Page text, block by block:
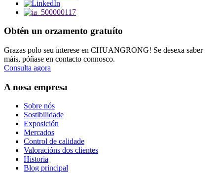
Obtén un orzamento gratuíto
Grazas polo seu interese en CHUANGRONG! Se desexa saber
máis, póñase en contacto connosco.
Consulta agora
A nosa empresa
Sobre nós
Sostibilidade
Exposición
Mercados
Control de calidade
Valoracións dos clientes
Historia
Blog principal